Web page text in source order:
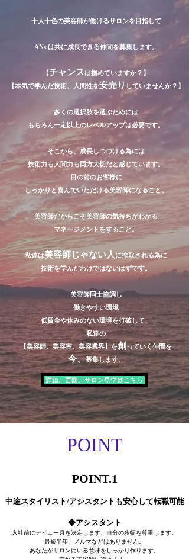
十人十色の美容師が働けるサロンを目指して
ANs.は共に成長できる仲間を募集します。
【チャンスは掴めていますか？】
【本気で学んだ技術、人間性を安売り していませんか？】
多くの選択肢を選ぶためには
もちろん一定以上のレベルアップは必要です。
そこから、成長しつづける為には
技術力も人間力も両方大切だと感じています。
目の前のお客様に
しっかりと喜んでいただける美容師になること。
美容師だからこそ美容師の気持ちがわかる
マネージメントをすること。
私達は美容師じゃない人 に搾取される為に
技術を学んだわけではないはずです。
美容師同士協調し
働きやすい環境
低賃金や休みのない環境を打破して、
私達の
【美容師、美容室、美容業界】を創 っていく仲間を
今、募集します。
詳細、面談、サロン見学はこちら
POINT
中途スタイリスト/アシスタントも安心して転職可能
◆アシスタント
入社前にデビュー月を決定します、自分の歩幅を尊重します。
最短半年、ノルマなどはありません。
あなたがサロンにいる意味をしっかり作ります。
POINT.1